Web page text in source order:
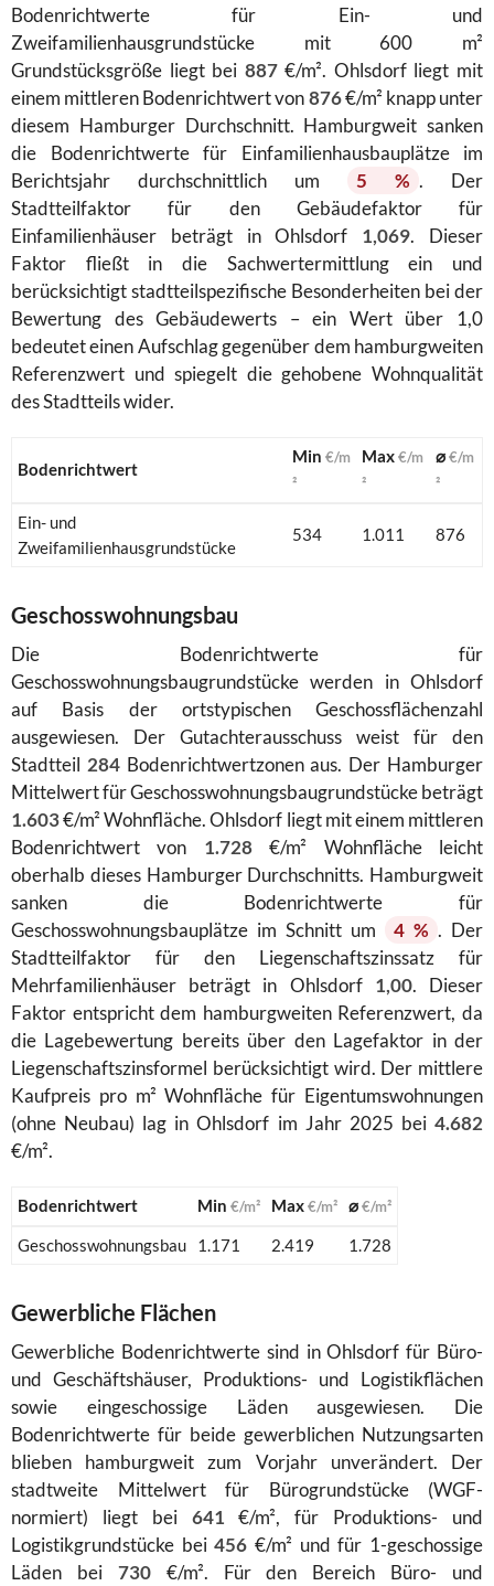
Bodenrichtwerte für Ein- und
Zweifamilienhausgrundstücke mit 600 m²
Grundstücksgröße liegt bei 887€/m². Ohlsdorf liegt mit
einem mittleren Bodenrichtwert von876€/m² knapp unter
diesem Hamburger Durchschnitt. Hamburgweit sanken
die Bodenrichtwerte für Einfamilienhausbauplätze im
Berichtsjahr durchschnittlich um
5 % . Der
Stadtteilfaktor für den Gebäudefaktor für
Einfamilienhäuser beträgt in Ohlsdorf 1,069. Dieser
Faktor fließt in die Sachwertermittlung ein und
berücksichtigt stadtteilspezifische Besonderheiten bei der
Bewertung des Gebäudewerts – ein Wert über 1,0
bedeutet einen Aufschlag gegenüber dem hamburgweiten
Referenzwert und spiegelt die gehobene Wohnqualität
des Stadtteils wider.
Bodenrichtwert
Min €/m
²
Max€/m
²
⌀€/m
²
Ein- und
Zweifamilienhausgrundstücke
534 1.011 876
Geschosswohnungsbau
Die Bodenrichtwerte für
Geschosswohnungsbaugrundstücke werden in Ohlsdorf
auf Basis der ortstypischen Geschossflächenzahl
ausgewiesen. Der Gutachterausschuss weist für den
Stadtteil 284Bodenrichtwertzonen aus. Der Hamburger
Mittelwert für Geschosswohnungsbaugrundstücke beträgt
1.603€/m² Wohnfläche. Ohlsdorf liegt mit einem mittleren
Bodenrichtwert von 1.728€/m² Wohnfläche leicht
oberhalb dieses Hamburger Durchschnitts. Hamburgweit
sanken die Bodenrichtwerte für
Geschosswohnungsbauplätze im Schnitt um
4 % . Der
Stadtteilfaktor für den Liegenschaftszinssatz für
Mehrfamilienhäuser beträgt in Ohlsdorf 1,00. Dieser
Faktor entspricht dem hamburgweiten Referenzwert, da
die Lagebewertung bereits über den Lagefaktor in der
Liegenschaftszinsformel berücksichtigt wird. Der mittlere
Kaufpreis pro m² Wohnfläche für Eigentumswohnungen
(ohne Neubau) lag in Ohlsdorf im Jahr 2025 bei 4.682
€/m².
Bodenrichtwert Min €/m² Max€/m² ⌀€/m²
Geschosswohnungsbau 1.171 2.419 1.728
Gewerbliche Flächen
Gewerbliche Bodenrichtwerte sind in Ohlsdorf für Büro-
und Geschäftshäuser, Produktions- und Logistikflächen
sowie eingeschossige Läden ausgewiesen. Die
Bodenrichtwerte für beide gewerblichen Nutzungsarten
blieben hamburgweit zum Vorjahr unverändert. Der
stadtweite Mittelwert für Bürogrundstücke (WGF-
normiert) liegt bei 641 €/m², für Produktions- und
Logistikgrundstücke bei456 €/m² und für 1-geschossige
Läden bei 730€/m². Für den Bereich Büro- und